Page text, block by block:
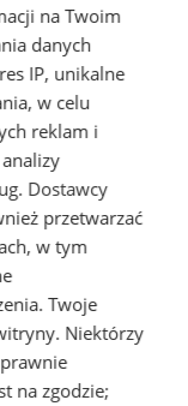
na Twoim
danych
IP, unikalne
w celu
reklam i
Dostawcy
przetwarzać
w tym
Twoje
Niektórzy
na zgodzie;